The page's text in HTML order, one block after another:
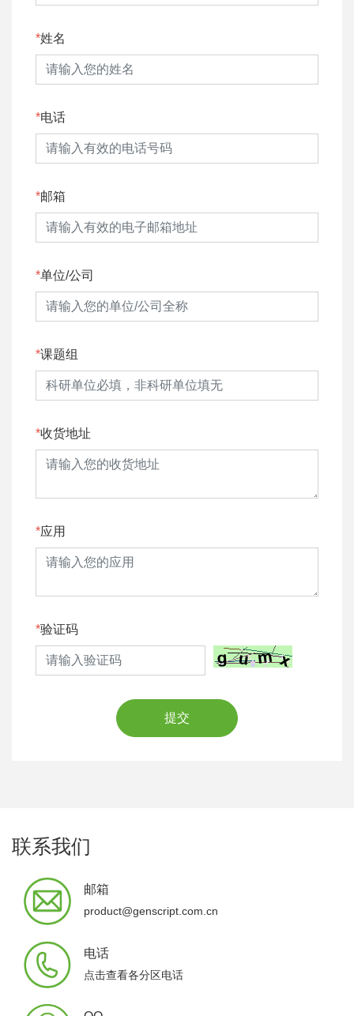
姓名
电话
邮箱
单位/公司
课题组
收货地址
应用
验证码
提交
联系我们
邮箱
product@genscript.com.cn
电话
点击查看各分区电话